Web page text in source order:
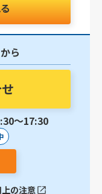
ら
〜17:30
の注意